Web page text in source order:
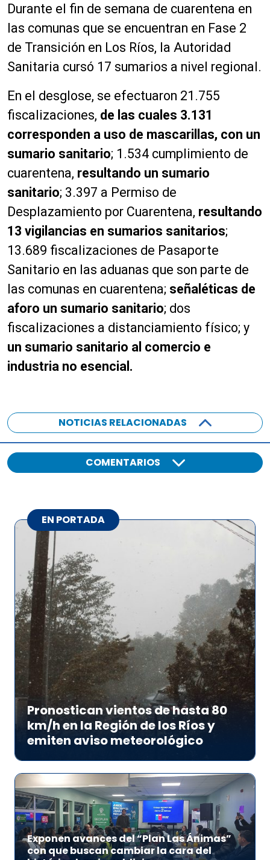
Durante el fin de semana de cuarentena en
las comunas que se encuentran en Fase 2
de Transición en Los Ríos, la Autoridad
Sanitaria cursó 17 sumarios a nivel regional.
En el desglose, se efectuaron 21.755
fiscalizaciones, de las cuales 3.131
corresponden a uso de mascarillas, con un
sumario sanitario; 1.534 cumplimiento de
cuarentena, resultando un sumario
sanitario; 3.397 a Permiso de
Desplazamiento por Cuarentena, resultando
13 vigilancias en sumarios sanitarios;
13.689 fiscalizaciones de Pasaporte
Sanitario en las aduanas que son parte de
las comunas en cuarentena; señaléticas de
aforo un sumario sanitario; dos
fiscalizaciones a distanciamiento físico; y
un sumario sanitario al comercio e
industria no esencial.
NOTICIAS RELACIONADAS
COMENTARIOS
EN PORTADA
Pronostican vientos de hasta 80
km/h en la Región de los Ríos y
emiten aviso meteorológico
Exponen avances del “Plan Las Ánimas”
con que buscan cambiar la cara del